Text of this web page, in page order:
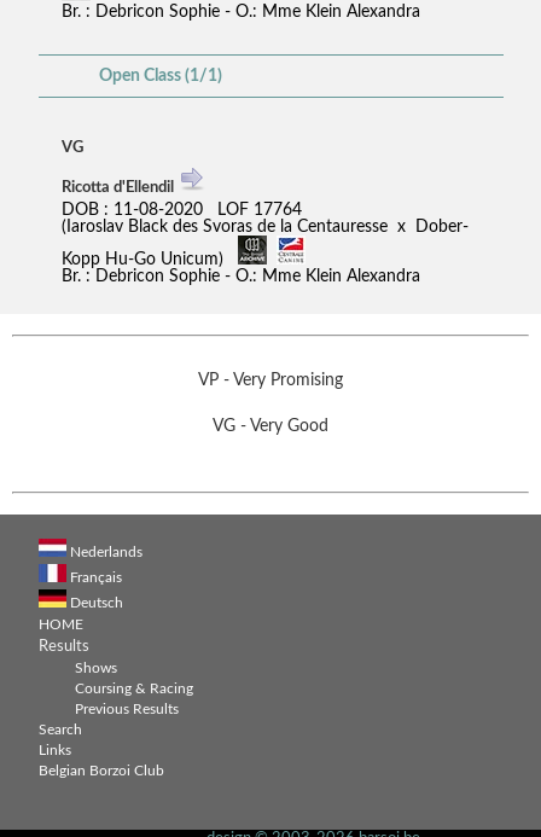
Br. : Debricon Sophie - O.: Mme Klein Alexandra
Open Class (1/1)
VG
Ricotta d'Ellendil
DOB : 11-08-2020 LOF 17764
(Iaroslav Black des Svoras de la Centauresse x Dober-
Kopp Hu-Go Unicum)
Br. : Debricon Sophie - O.: Mme Klein Alexandra
VP - Very Promising
VG - Very Good
Nederlands
Français
Deutsch
HOME
Results
Shows
Coursing & Racing
Previous Results
Search
Links
Belgian Borzoi Club